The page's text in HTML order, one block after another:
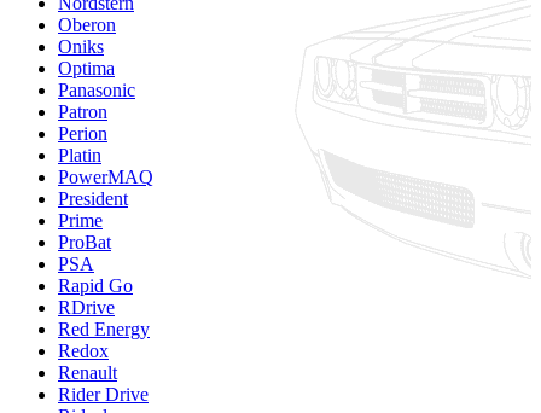
Oberon
Oniks
Optima
Panasonic
Patron
Perion
Platin
PowerMAQ
President
Prime
ProBat
PSA
Rapid Go
RDrive
Red Energy
Redox
Renault
Rider Drive